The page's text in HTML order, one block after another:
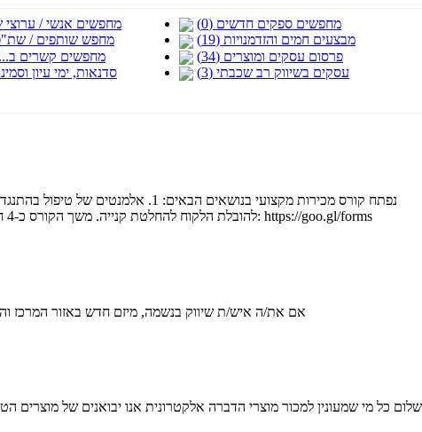
מחפשים אנשי / ערוצי
מחפש שותפים /
מחפשים קשרים ב.../
סדנאות, ימי עיון
מחפשים ספקים חדשים (0)
מבצעים חמים והזדמנויות (19)
פרסום עסקים ומוצרים (34)
עסקים בשיווק רב שכבתי (3)
להובלת הלקוח להחלטת קנייה. משך הקורס כ-4 חודשים באופן יומי נא למלא פרטים בטופס שלמטה ונחזור בהקדם: https://goo.gl/forms
אם את/ה איש/ת שיווק בנשמה, מיזם חדש באזור המרכז
שלום כל מי שמעונין למכור מוצרי הדברה אלקטרונית אנו יבואנים של